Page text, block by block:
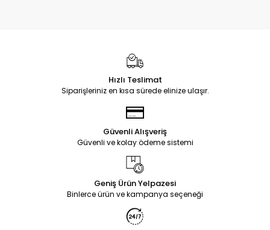
Hızlı Teslimat
Siparişleriniz en kısa sürede elinize ulaşır.
Güvenli Alışveriş
Güvenli ve kolay ödeme sistemi
Geniş Ürün Yelpazesi
Binlerce ürün ve kampanya seçeneği